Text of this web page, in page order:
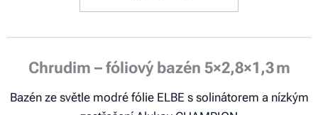
Chrudim – fóliový bazén 5×2,8×1,3 m
Bazén ze světle modré fólie ELBE s solinátorem a nízkým